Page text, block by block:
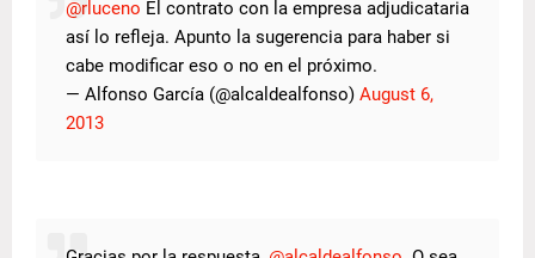
@rluceno El contrato con la empresa adjudicataria
así lo refleja. Apunto la sugerencia para haber si
cabe modificar eso o no en el próximo.
— Alfonso García (@alcaldealfonso) August 6,
2013